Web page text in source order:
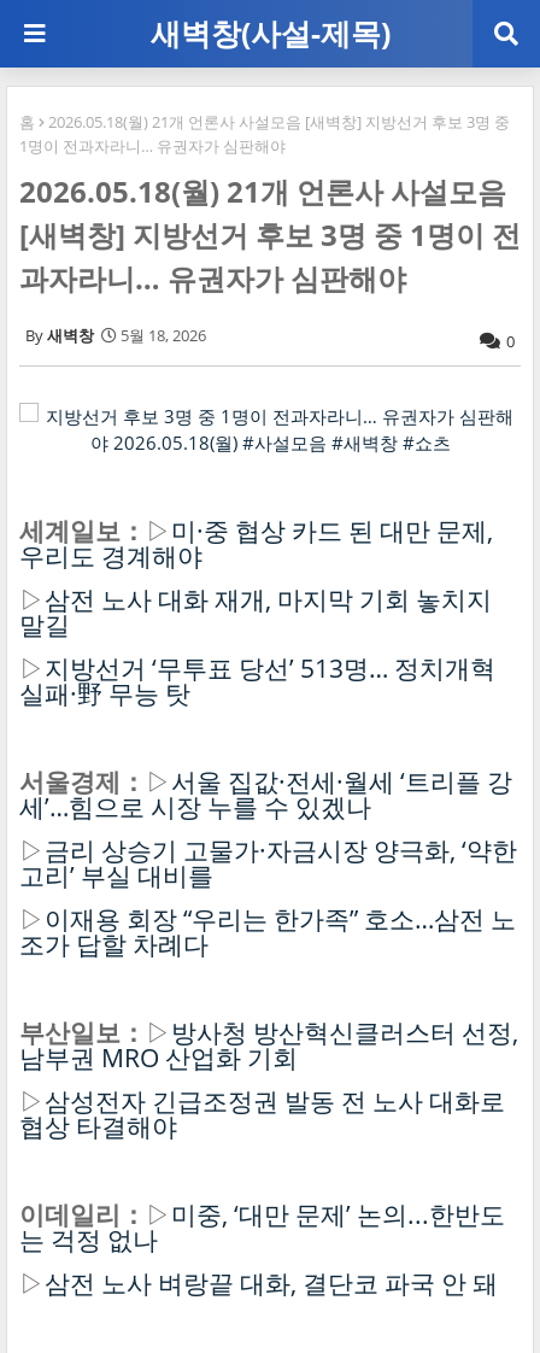
새벽창(사설-제목)
홈
2026.05.18(월) 21개 언론사 사설모음 [새벽창] 지방선거 후보 3명 중
1명이 전과자라니… 유권자가 심판해야
2026.05.18(월) 21개 언론사 사설모음
[새벽창] 지방선거 후보 3명 중 1명이 전
과자라니… 유권자가 심판해야
새벽창 5월 18, 2026 0
세계일보： ▷ 미·중 협상 카드 된 대만 문제,
우리도 경계해야
▷삼전 노사 대화 재개, 마지막 기회 놓치지
말길
▷지방선거 ‘무투표 당선’ 513명… 정치개혁
실패·野 무능 탓
서울경제： ▷서울 집값·전세·월세 ‘트리플 강
세’…힘으로 시장 누를 수 있겠나
▷금리 상승기 고물가·자금시장 양극화, ‘약한
고리’ 부실 대비를
▷ 이재용 회장 “우리는 한가족” 호소…삼전 노
조가 답할 차례다
부산일보： ▷ 방사청 방산혁신클러스터 선정,
남부권 MRO 산업화 기회
▷삼성전자 긴급조정권 발동 전 노사 대화로
협상 타결해야
이데일리： ▷ 미중, ‘대만 문제’ 논의...한반도
는 걱정 없나
▷삼전 노사 벼랑끝 대화, 결단코 파국 안 돼